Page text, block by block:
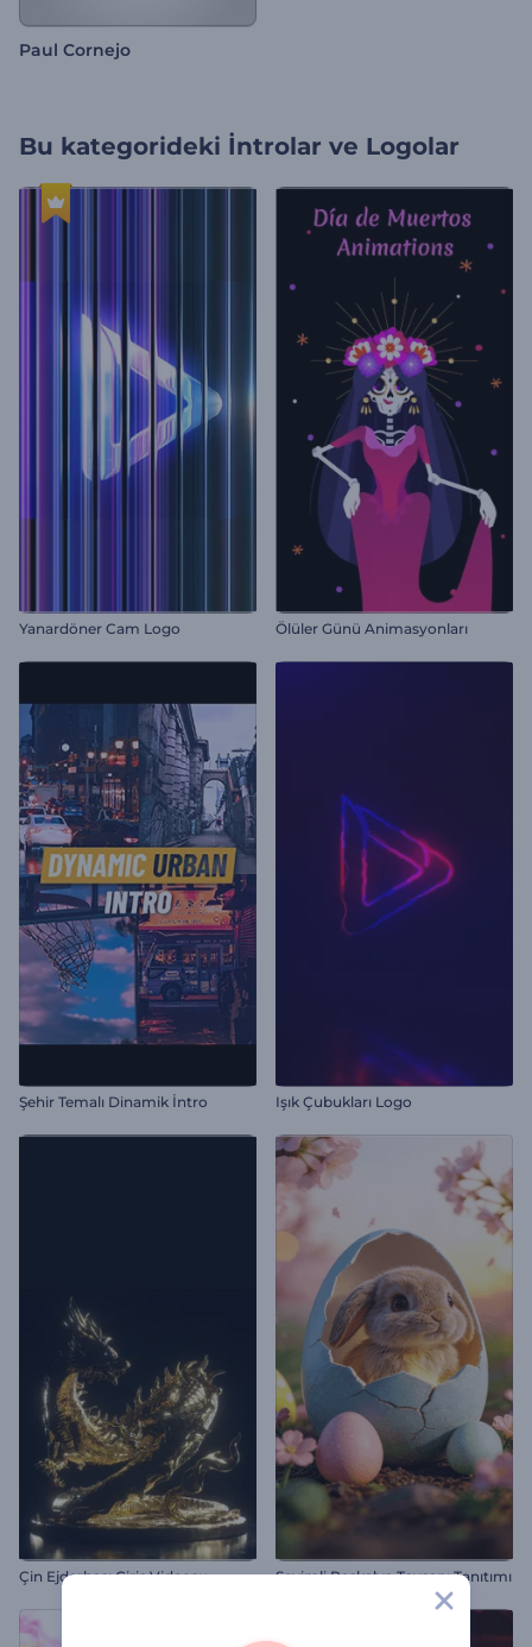
Paul Cornejo
Bu kategorideki İntrolar ve Logolar
Yanardöner Cam Logo Ölüler Günü Animasyonları
Şehir Temalı Dinamik İntro Işık Çubukları Logo
Çin Ejderhası Giriş Videosu Sevimli Paskalya Tavşanı Tanıtımı